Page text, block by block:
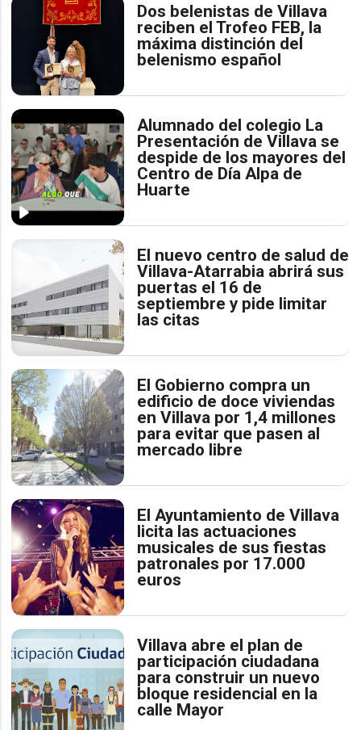
Dos belenistas de Villava
reciben el Trofeo FEB, la
máxima distinción del
belenismo español
Alumnado del colegio La
Presentación de Villava se
despide de los mayores del
Centro de Día Alpa de
Huarte
El nuevo centro de salud de
Villava-Atarrabia abrirá sus
puertas el 16 de
septiembre y pide limitar
las citas
El Gobierno compra un
edificio de doce viviendas
en Villava por 1,4 millones
para evitar que pasen al
mercado libre
El Ayuntamiento de Villava
licita las actuaciones
musicales de sus fiestas
patronales por 17.000
euros
Villava abre el plan de
participación ciudadana
para construir un nuevo
bloque residencial en la
calle Mayor